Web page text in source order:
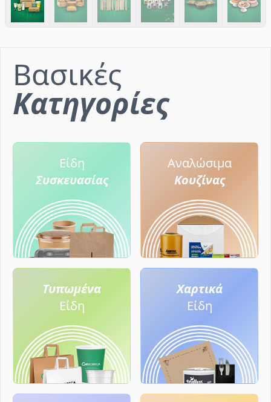
Βασικές
Κατηγορίες
Είδη
Συσκευασίας
Αναλώσιμα
Κουζίνας
Τυπωμένα
Είδη
Χαρτικά
Είδη